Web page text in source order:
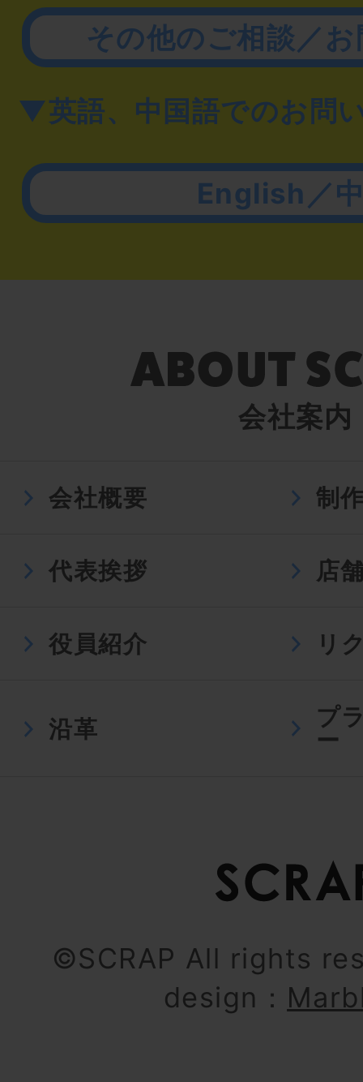
その他のご相談／
▼英語、中国語でのお問
English／
会社案内
会社概要 制
代表挨拶 店
役員紹介 リ
沿革
プ
ー
©SCRAP All rights
design：